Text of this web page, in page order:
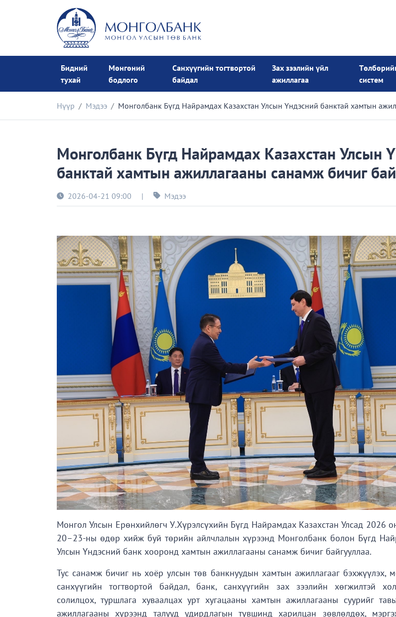
Бидний
тухай
Мөнгөний
бодлого
Санхүүгийн тогтвортой
байдал
Зах зээлийн үйл
ажиллагаа
систем
Нүүр Мэдээ Монголбанк Бүгд Найрамдах Казахстан Улсын Үндэсний банктай хамтын
Монголбанк Бүгд Найрамдах Казахстан Улсын
банктай хамтын ажиллагааны санамж бичиг
2026-04-21 09:00 | Мэдээ
Монгол Улсын Ерөнхийлөгч У.Хүрэлсүхийн Бүгд Найрамдах Казахстан Улсад 2026
20–23-ны өдөр хийж буй төрийн айлчлалын хүрээнд Монголбанк болон Бүгд
Улсын Үндэсний банк хооронд хамтын ажиллагааны санамж бичиг байгууллаа.
Тус санамж бичиг нь хоёр улсын төв банкнуудын хамтын ажиллагааг бэхжүүлэх,
санхүүгийн тогтвортой байдал, банк, санхүүгийн зах зээлийн хөгжилтэй
солилцох, туршлага хуваалцах урт хугацааны хамтын ажиллагааны суурийг
ажиллагааны хүрээнд талууд удирдлагын түвшинд харилцан зөвлөлдөх,